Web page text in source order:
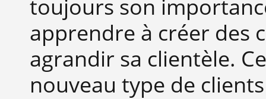
toujours son
apprendre à créer des
agrandir sa clientèle.
nouveau type de